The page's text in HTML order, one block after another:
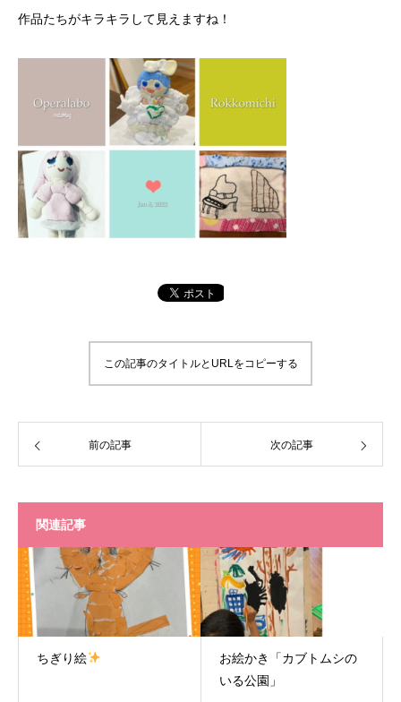
作品たちがキラキラして見えますね！
この記事のタイトルとURLをコピーする
前の記事 次の記事
関連記事
ちぎり絵
お絵かき「カブトムシの
いる公園」